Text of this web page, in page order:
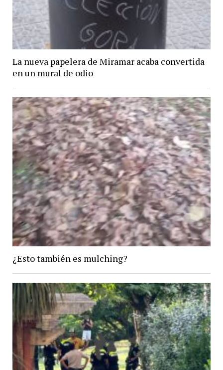
La nueva papelera de Miramar acaba convertida
en un mural de odio
¿Esto también es mulching?